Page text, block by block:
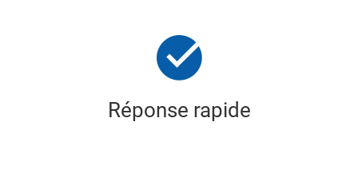
Réponse rapide